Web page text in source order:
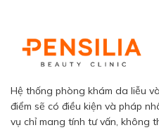
Hệ thống phòng khám da liễu
điểm sẽ có điều kiện và pháp
vụ chỉ mang tính tư vấn, không